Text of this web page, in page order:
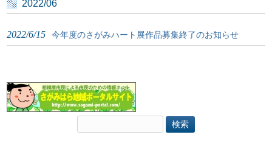
2022/06
2022/6/15 今年度のさがみハート展作品募集終了のお知らせ
索: